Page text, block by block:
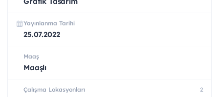
Yayınlanma Tarihi
25.07.2022
Maaş
Maaşlı
Çalışma Lokasyonları 2